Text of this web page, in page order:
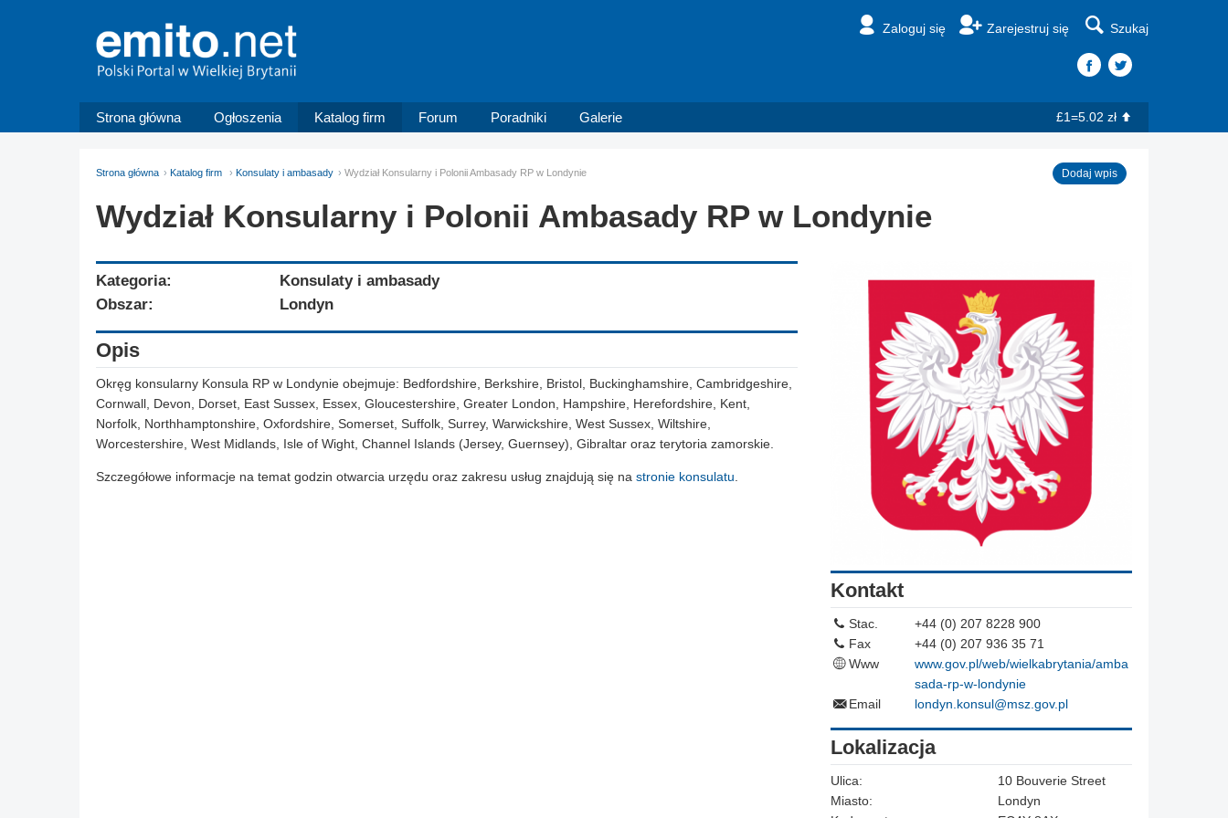
Zaloguj się Zarejestruj się Szukaj
Strona główna Ogłoszenia Katalog firm Forum Poradniki Galerie £1=5.02 zł
Strona główna Katalog firm Konsulaty i ambasady Wydział Konsularny i Polonii Ambasady RP w Londynie Dodaj wpis
Wydział Konsularny i Polonii Ambasady RP w Londynie
Kategoria:
Konsulaty i ambasady
Obszar:
Londyn
Opis
Okręg konsularny Konsula RP w Londynie obejmuje: Bedfordshire, Berkshire, Bristol, Buckinghamshire, Cambridgeshire,
Cornwall, Devon, Dorset, East Sussex, Essex, Gloucestershire, Greater London, Hampshire, Herefordshire, Kent,
Norfolk, Northhamptonshire, Oxfordshire, Somerset, Suffolk, Surrey, Warwickshire, West Sussex, Wiltshire,
Worcestershire, West Midlands, Isle of Wight, Channel Islands (Jersey, Guernsey), Gibraltar oraz terytoria zamorskie.
Szczegółowe informacje na temat godzin otwarcia urzędu oraz zakresu usług znajdują się na stronie konsulatu.
Kontakt
Stac.
+44 (0) 207 8228 900
Fax
+44 (0) 207 936 35 71
Www
www.gov.pl/web/wielkabrytania/amba
sada-rp-w-londynie
Email
londyn.konsul@msz.gov.pl
Lokalizacja
Ulica:
10 Bouverie Street
Miasto:
Londyn